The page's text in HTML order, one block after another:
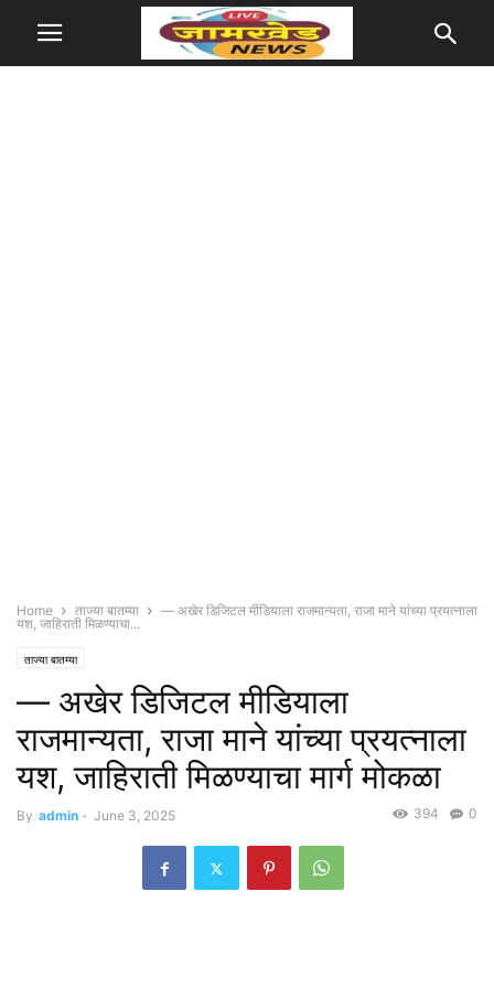
Home ताज्या बातम्या
— अखेर डिजिटल मीडियाला राजमान्यता, राजा माने यांच्या प्रयत्नाला
यश, जाहिराती मिळण्याचा...
ताज्या बातम्या
— अखेर डिजिटल मीडियाला
राजमान्यता, राजा माने यांच्या प्रयत्नाला
यश, जाहिराती मिळण्याचा मार्ग मोकळा
By admin - June 3, 2025 0
394